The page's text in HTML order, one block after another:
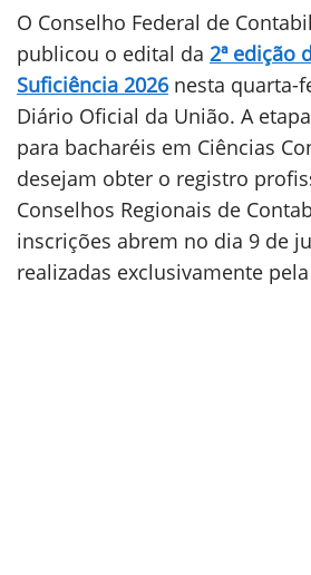
O Conselho Federal de
publicou o edital da 2ª edição
Suficiência 2026nesta quarta-
Diário Oficial da União. A
para bacharéis em Ciências
desejam obter o registro
Conselhos Regionais de
inscrições abrem no dia 9 de
realizadas exclusivamente